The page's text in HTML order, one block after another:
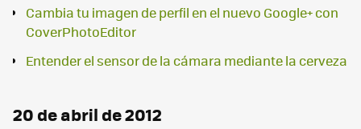
Cambia tu imagen de perfil en el nuevo Google+ con
CoverPhotoEditor
Entender el sensor de la cámara mediante la cerveza
20 de abril de 2012